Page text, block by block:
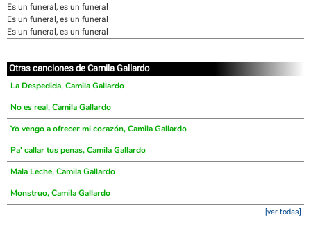
Es un funeral, es un funeral
Es un funeral, es un funeral
Es un funeral, es un funeral
Otras canciones de Camila Gallardo
La Despedida, Camila Gallardo
No es real, Camila Gallardo
Yo vengo a ofrecer mi corazón, Camila Gallardo
Pa' callar tus penas, Camila Gallardo
Mala Leche, Camila Gallardo
Monstruo, Camila Gallardo
[ver todas]